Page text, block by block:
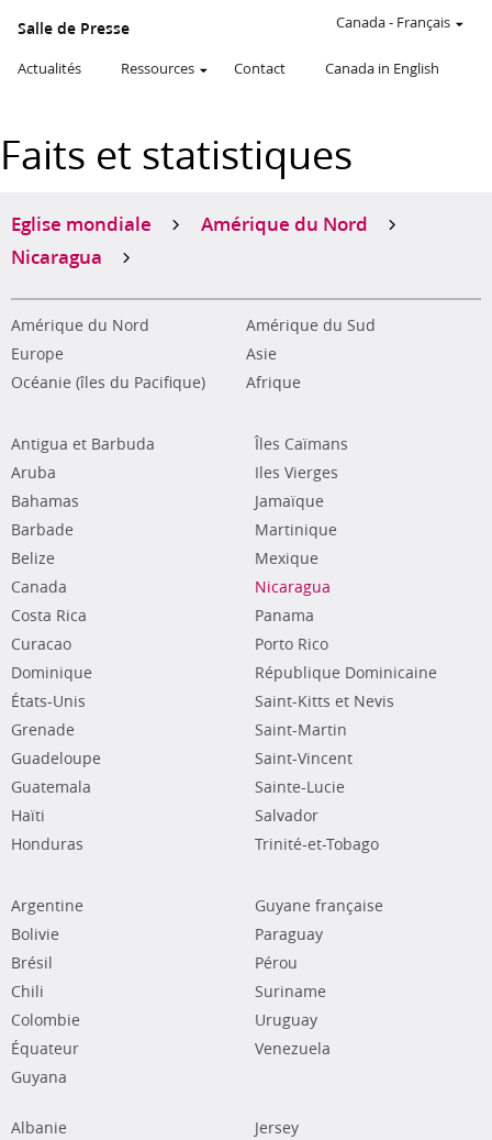
Salle de Presse
Actualités Ressources Contact Canada in English
Canada- Français
Faits et statistiques
Eglise mondiale
Amérique du Nord
Nicaragua
Amérique du Nord
Amérique du Sud
Europe
Asie
Océanie (îles du Pacifique)
Afrique
Antigua et Barbuda
Aruba
Bahamas
Barbade
Belize
Canada
Costa Rica
Curacao
Dominique
États-Unis
Grenade
Guadeloupe
Guatemala
Haïti
Honduras
Îles Caïmans
Iles Vierges
Jamaïque
Martinique
Mexique
Nicaragua
Panama
Porto Rico
République Dominicaine
Saint-Kitts et Nevis
Saint-Martin
Saint-Vincent
Sainte-Lucie
Salvador
Trinité-et-Tobago
Argentine
Bolivie
Brésil
Chili
Colombie
Équateur
Guyana
Guyane française
Paraguay
Pérou
Suriname
Uruguay
Venezuela
Albanie
Jersey